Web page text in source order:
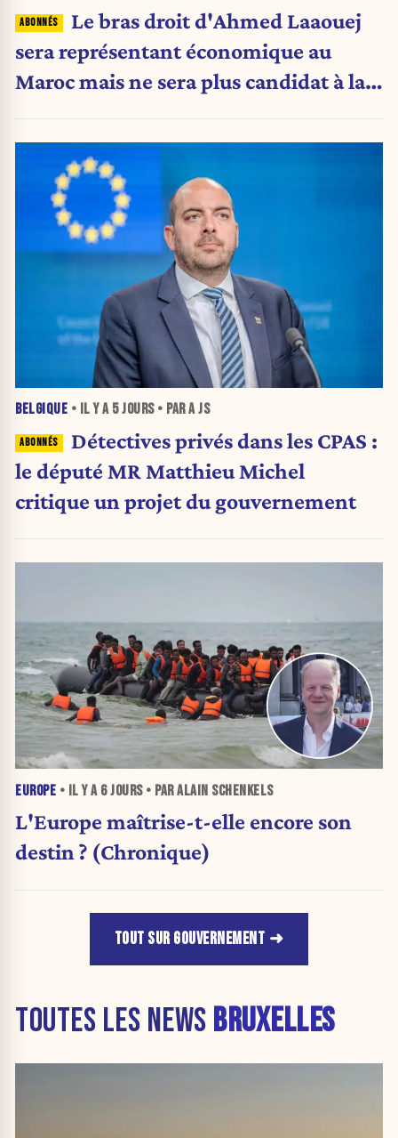
Le bras droit d'Ahmed Laaouej
sera représentant économique au
Maroc mais ne sera plus candidat à la
BELGIQUE • IL Y A 5 JOURS• PAR A JS
Détectives privés dans les CPAS :
le député MR Matthieu Michel
critique un projet du gouvernement
EUROPE • IL Y A 6 JOURS• PAR ALAIN SCHENKELS
L'Europe maîtrise-t-elle encore son
destin ? (Chronique)
TOUT SUR GOUVERNEMENT
TOUTES LES NEWS BRUXELLES